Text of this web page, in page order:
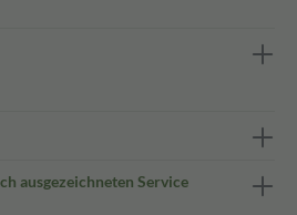
ausgezeichneten Service